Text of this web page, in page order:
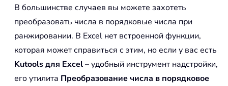
В большинстве случаев вы можете захотеть
преобразовать числа в порядковые числа при
ранжировании. В Excel нет встроенной функции,
которая может справиться с этим, но если у вас есть
Kutools для Excel– удобный инструмент надстройки,
его утилита Преобразование числа в порядковое